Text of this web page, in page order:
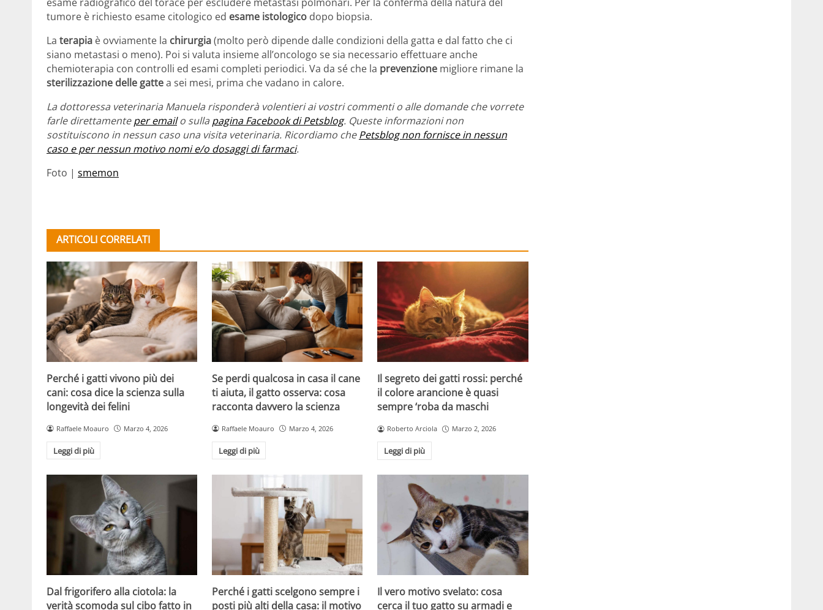
tumore è richiesto esame citologico ed esame istologico dopo biopsia.
La terapia è ovviamente la chirurgia(molto però dipende dalle condizioni della gatta e dal fatto che ci
siano metastasi o meno). Poi si valuta insieme all’oncologo se sia necessario effettuare anche
chemioterapia con controlli ed esami completi periodici. Va da sé che la prevenzione migliore rimane la
sterilizzazione delle gattea sei mesi, prima che vadano in calore.
La dottoressa veterinaria Manuela risponderà volentieri ai vostri commenti o alle domande che vorrete
farle direttamenteper emailo sulla pagina Facebook di Petsblog. Queste informazioni non
sostituiscono in nessun caso una visita veterinaria. Ricordiamo chePetsblog non fornisce in nessun
caso e per nessun motivo nomi e/o dosaggi di farmaci.
Foto | smemon
ARTICOLI CORRELATI
Perché i gatti vivono più dei
cani: cosa dice la scienza sulla
longevità dei felini
Raffaele Moauro Marzo 4, 2026
Leggi di più
Se perdi qualcosa in casa il cane
ti aiuta, il gatto osserva: cosa
racconta davvero la scienza
Raffaele Moauro Marzo 4, 2026
Leggi di più
Il segreto dei gatti rossi: perché
il colore arancione è quasi
sempre ‘roba da maschi
Roberto Arciola Marzo 2, 2026
Leggi di più
Dal frigorifero alla ciotola: la
verità scomoda sul cibo fatto in
Perché i gatti scelgono sempre i
posti più alti della casa: il motivo
Il vero motivo svelato: cosa
cerca il tuo gatto su armadi e